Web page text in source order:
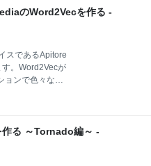
チームに居まし
きるようになり
プリを認可
クンを発行しま
ートを収集した
Securityに
、とは違って
ん。
のWord2Vecを作る -
スであるApitore
。Word2Vecが
ョンで色々な拡
したときにす
装するノウハ
を使う
能はスペース
を使い
る ～Tornado編～ -